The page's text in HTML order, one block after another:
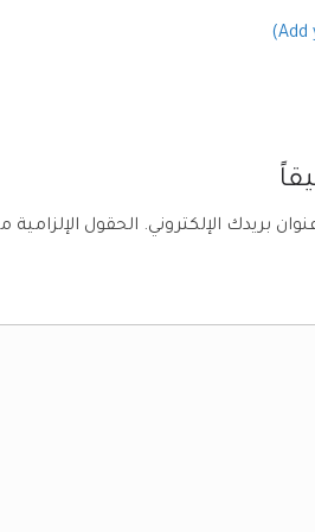
بريدك الإلكتروني. الحقول الإلزامية